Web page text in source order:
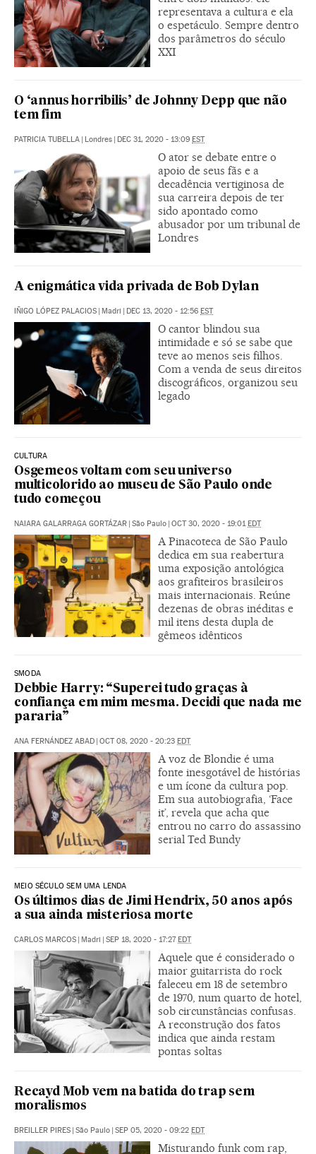
representava a cultura e ela
o espetáculo. Sempre dentro
dos parâmetros do século
XXI
O ‘annus horribilis’ de Johnny Depp que não
tem fim
PATRICIA TUBELLA | Londres | DEC 31, 2020 - 13:09 EST
O ator se debate entre o
apoio de seus fãs e a
decadência vertiginosa de
sua carreira depois de ter
sido apontado como
abusador por um tribunal de
Londres
A enigmática vida privada de Bob Dylan
IÑIGO LÓPEZ PALACIOS | Madri | DEC 13, 2020 - 12:56 EST
O cantor blindou sua
intimidade e só se sabe que
teve ao menos seis filhos.
Com a venda de seus direitos
discográficos, organizou seu
legado
CULTURA
Osgemeos voltam com seu universo
multicolorido ao museu de São Paulo onde
tudo começou
NAIARA GALARRAGA GORTÁZAR | São Paulo | OCT 30, 2020 - 19:01EDT
A Pinacoteca de São Paulo
dedica em sua reabertura
uma exposição antológica
aos grafiteiros brasileiros
mais internacionais. Reúne
dezenas de obras inéditas e
mil itens desta dupla de
gêmeos idênticos
SMODA
Debbie Harry: “Superei tudo graças à
confiança em mim mesma. Decidi que nada me
pararia”
ANA FERNÁNDEZ ABAD | OCT 08, 2020 - 20:23 EDT
A voz de Blondie é uma
fonte inesgotável de histórias
e um ícone da cultura pop.
Em sua autobiografia, ‘Face
it’, revela que acha que
entrou no carro do assassino
serial Ted Bundy
MEIO SÉCULO SEM UMA LENDA
Os últimos dias de Jimi Hendrix, 50 anos após
a sua ainda misteriosa morte
CARLOS MARCOS | Madri | SEP 18, 2020 - 17:27EDT
Aquele que é considerado o
maior guitarrista do rock
faleceu em 18 de setembro
de 1970, num quarto de hotel,
sob circunstâncias confusas.
A reconstrução dos fatos
indica que ainda restam
pontas soltas
Recayd Mob vem na batida do trap sem
moralismos
BREILLER PIRES | São Paulo | SEP 05, 2020 - 09:22 EDT
Misturando funk com rap,